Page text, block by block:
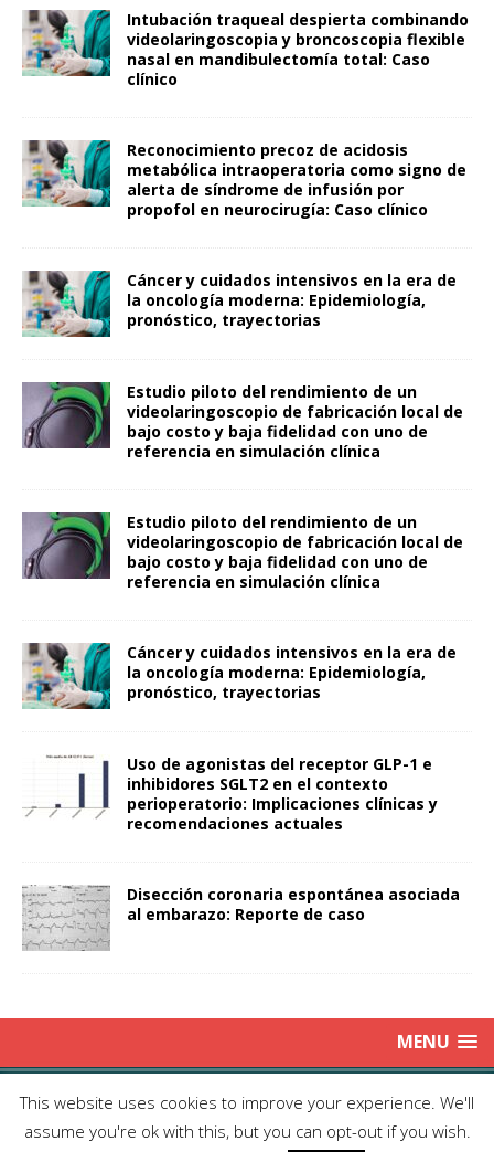
Intubación traqueal despierta combinando
videolaringoscopia y broncoscopia flexible
nasal en mandibulectomía total: Caso
clínico
Reconocimiento precoz de acidosis
metabólica intraoperatoria como signo de
alerta de síndrome de infusión por
propofol en neurocirugía: Caso clínico
Cáncer y cuidados intensivos en la era de
la oncología moderna: Epidemiología,
pronóstico, trayectorias
Estudio piloto del rendimiento de un
videolaringoscopio de fabricación local de
bajo costo y baja fidelidad con uno de
referencia en simulación clínica
Estudio piloto del rendimiento de un
videolaringoscopio de fabricación local de
bajo costo y baja fidelidad con uno de
referencia en simulación clínica
Cáncer y cuidados intensivos en la era de
la oncología moderna: Epidemiología,
pronóstico, trayectorias
Uso de agonistas del receptor GLP-1 e
inhibidores SGLT2 en el contexto
perioperatorio: Implicaciones clínicas y
recomendaciones actuales
Disección coronaria espontánea asociada
al embarazo: Reporte de caso
MENU
Copyright © 2025 | Publicación Oficial de la Sociedad de Médicos
Anestesiólogos de Chile| Enviar Email
| Producción: Editorial Iku
Ltda.| This work is licensed under Creative Commons Attribution 4.0
This website uses cookies to improve your experience. We'll
assume you're ok with this, but you can opt-out if you wish.